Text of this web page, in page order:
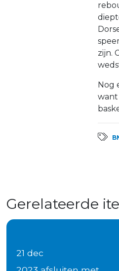
zijn.
Nog
want
Gerelateerde
21 dec